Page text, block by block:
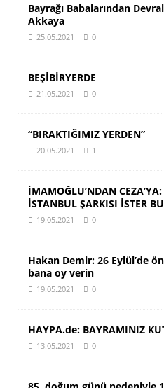
Bayrağı Babalarından
Akkaya
25.05.2021 0
BEŞİBİRYERDE
21.05.2021 0
“BIRAKTIĞIMIZ YERDEN”
20.05.2021 1
İMAMOĞLU’NDAN
İSTANBUL ŞARKISI İSTER
19.05.2021 0
Hakan Demir: 26 Eylül’de
bana oy verin
19.05.2021 0
HAYPA.de: BAYRAMINIZ
13.05.2021 0